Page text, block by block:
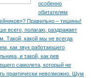
особенно
обитателям
Правильно – тишины!
всего, полагаю, раздражает
Такой, какой мы не всегда
как звук работающего
и такой, как рев
самолета, который не
практически невозможно. Шум